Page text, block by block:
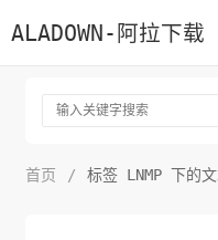
ALADOWN-阿拉下载
首页 / 标签 LNMP 下的